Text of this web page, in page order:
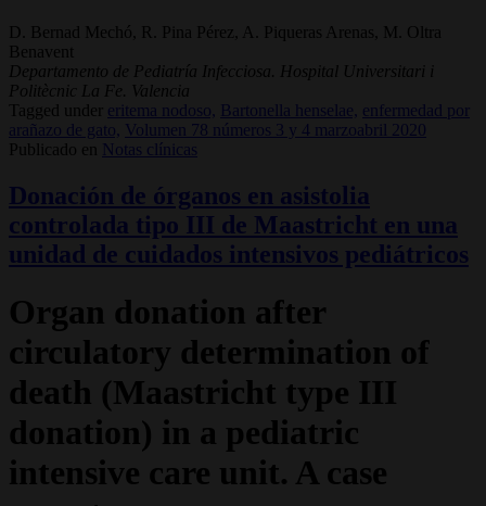
D. Bernad Mechó, R. Pina Pérez, A. Piqueras Arenas, M. Oltra
Benavent
Departamento de Pediatría Infecciosa. Hospital Universitari i
Politècnic La Fe. Valencia
Tagged under
eritema nodoso, Bartonella henselae, enfermedad por
arañazo de gato,
Volumen 78 números 3 y 4 marzoabril 2020
Publicado en
Notas clínicas
Donación de órganos en asistolia
controlada tipo III de Maastricht en una
unidad de cuidados intensivos pediátricos
Organ donation after
circulatory determination of
death (Maastricht type III
donation) in a pediatric
intensive care unit. A case